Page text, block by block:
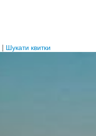
| Шукати квитки